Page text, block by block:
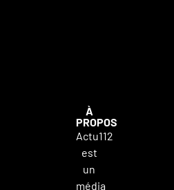
À
PROPOS
Actu112
est
un
média